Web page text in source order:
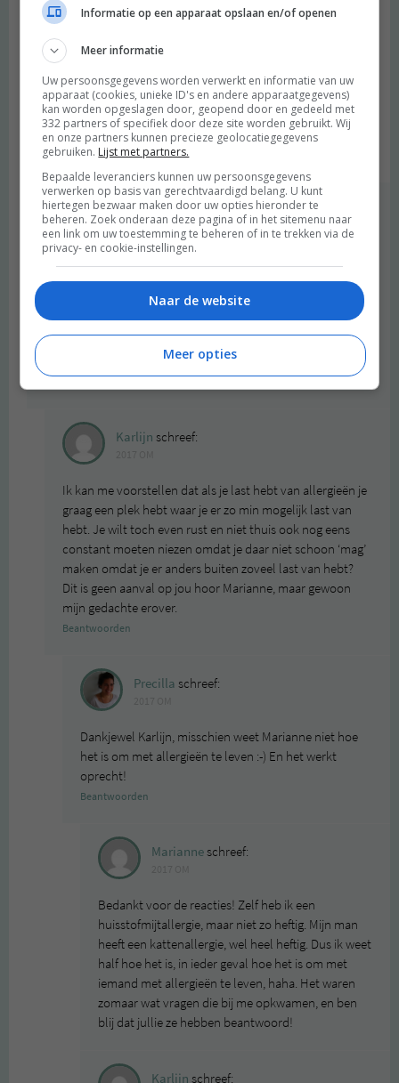
Wat leuk dat jullie zo’n apparaat mogen testen! Maar de kritiek in
bovenstaande reacties borrelde ook bij mij op. Worden we niet
te verwend met schone lucht door dat apparaat waardoor we
vervolgens slechter reageren op verontreinigde lucht? En hoe
veel stroom verbruikt hij? Zo’n warm – koud functie is luxe, maar
wel wat overbodig toch?
Beantwoorden
Merel schreef:
2017 OM
Dat hangt er vanaf hoe goed je huis geïsoleerd is enzovoorts.
Als je daardoor bijv minder de kachel laan hoeft te doen…of
als je huis zo slecht is geïsoleerd dat het er bloedheet wordt
en je dus een airco of ventilator aan moet hebben in de
zomer… het hangt denk ik gewoon allemaal van je
persoonlijke woon/leef-situatie af :)
Karlijn schreef:
Ik kan me voorstellen dat als je last hebt van allergieën je
graag een plek hebt waar je er zo min mogelijk last van
hebt. Je wilt toch even rust en niet thuis ook nog eens
constant moeten niezen omdat je daar niet schoon ‘mag’
maken omdat je er anders buiten zoveel last van hebt?
Dit is geen aanval op jou hoor Marianne, maar gewoon
mijn gedachte erover.
Beantwoorden
Precilla schreef:
Dankjewel Karlijn, misschien weet Marianne niet hoe
het is om met allergieën te leven :-) En het werkt
oprecht!
Beantwoorden
Marianneschreef:
Bedankt voor de reacties! Zelf heb ik een
huisstofmijtallergie, maar niet zo heftig. Mijn man
heeft een kattenallergie, wel heel heftig. Dus ik weet
half hoe het is, in ieder geval hoe het is om met
iemand met allergieën te leven, haha. Het waren
zomaar wat vragen die bij me opkwamen, en ben
blij dat jullie ze hebben beantwoord!
Karlijn schreef:
Informatie op een apparaat opslaan en/of openen
Meer informatie
Uw persoonsgegevens worden verwerkt en informatie van uw
apparaat (cookies, unieke ID's en andere apparaatgegevens)
kan worden opgeslagen door, geopend door en gedeeld met
332 partners of specifiek door deze site worden gebruikt. Wij
en onze partners kunnen precieze geolocatiegegevens
gebruiken. Lijst met partners.
Bepaalde leveranciers kunnen uw persoonsgegevens
verwerken op basis van gerechtvaardigd belang. U kunt
hiertegen bezwaar maken door uw opties hieronder te
beheren. Zoek onderaan deze pagina of in het sitemenu naar
een link om uw toestemming te beheren of in te trekken via de
privacy- en cookie-instellingen.
Naar de website
Meer opties